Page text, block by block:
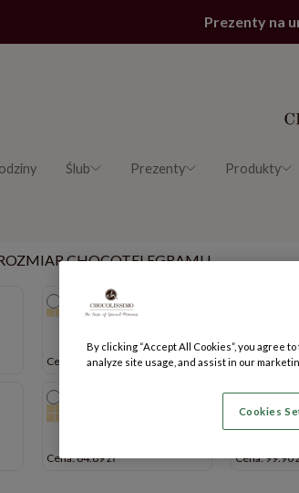
Prezenty na
Ślub Prezenty Produkty
CHOCOTELEGRAMU
Cena: 39.90 zł
Cena: 64.89 zł
Cena: 89.90
4x7
Cena: 99.90
By clicking “Accept All Cookies”, you agree
analyze site usage, and assist in our
Cookies